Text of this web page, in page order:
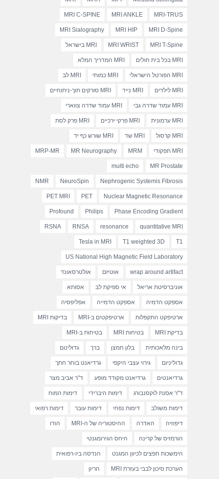
MRI-TRUS
MRI ANKLE
MRI C-SPINE
MRI D-Spine
MRI HIP
MRI Sialography
MRI T-Spine
MRI WRIST MRI בישראל
MRI בכל בית חולים MRI המדריך המלא
MRI הפורטל הישראלי MRI כמותי MRI לב
MRI לילדים MRI נייד MRI סורקים תוך-ניתוחיים
MRI עמוד שדרה גבי MRI עמוד שדרה צווארי
MRI ערמונית MRI פרקי ירכיים MRI פרק לסת
MRI קרסול MRI שד MRI שורש כף יד
MRI תפקודי MRM
MR Neurography
MRP-MR
MR Prostate
multi echo
Nephrogenic Systemis Fibrosis
NeuroSpin
NMR
Nuclear Magnetic Resonance
PET
PET MRI
Phase Encoding Gradient
Philips
Profound
quantitative MRI
resonance
RNSA
RSNA
T1
T1 weighted 3D
Tesla in MRI
US National High Magnetic Field Laboratory
wrap around artifact אוטיזם אולטרסאונד
אוניברסיטת אריאל אי ספיקת לב אסותא
אספקט הדמיה אספקט הדמייה אפליפסיה
ארטיפקט התקפלות ארטיפקטים ב-MRI בדיקות MRI
בדיקת MRI בטיחות MRI בטיחות ב-MRI
בינה מלאכותית בלון חמצן ברך גדולינום
גדוליניום גירוי עצבי היקפי גרדיאנט בוחר חתך
גרדיאנטים גרדיאנט מקודד מופע ד"ר אביב מצר
ד"ר אסנת לוקסנבורג דימות היברידי דימות המוח
דימות משולב דימות נפחי דימות עובר דימות רפואי
דיפוזיה האדרה ההיסטוריה של ה-MRI הודו
הורמזיס של קרינה היחס הגירומגנטי
הימשכות חפצים לכיוון המגנט הנדסה ביו-רפואית
הערכת סיכון לבבי בעזרת MRI הריון